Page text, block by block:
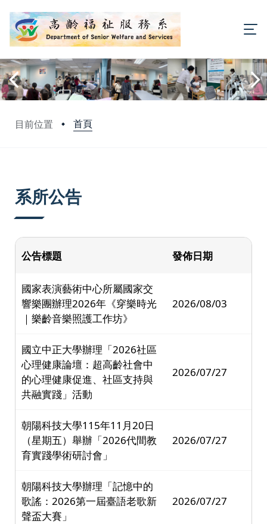
目前位置 首頁
系所公告
公告標題 發佈日期
國家表演藝術中心所屬國家交
響樂團辦理2026年《穿樂時光
｜樂齡音樂照護工作坊》
2026/08/03
國立中正大學辦理「2026社區
心理健康論壇：超高齡社會中
的心理健康促進、社區支持與
共融實踐」活動
2026/07/27
朝陽科技大學115年11月20日
（星期五）舉辦「2026代間教
育實踐學術研討會」
2026/07/27
朝陽科技大學辦理「記憶中的
歌謠：2026第一屆臺語老歌新
聲盃大賽」
2026/07/27